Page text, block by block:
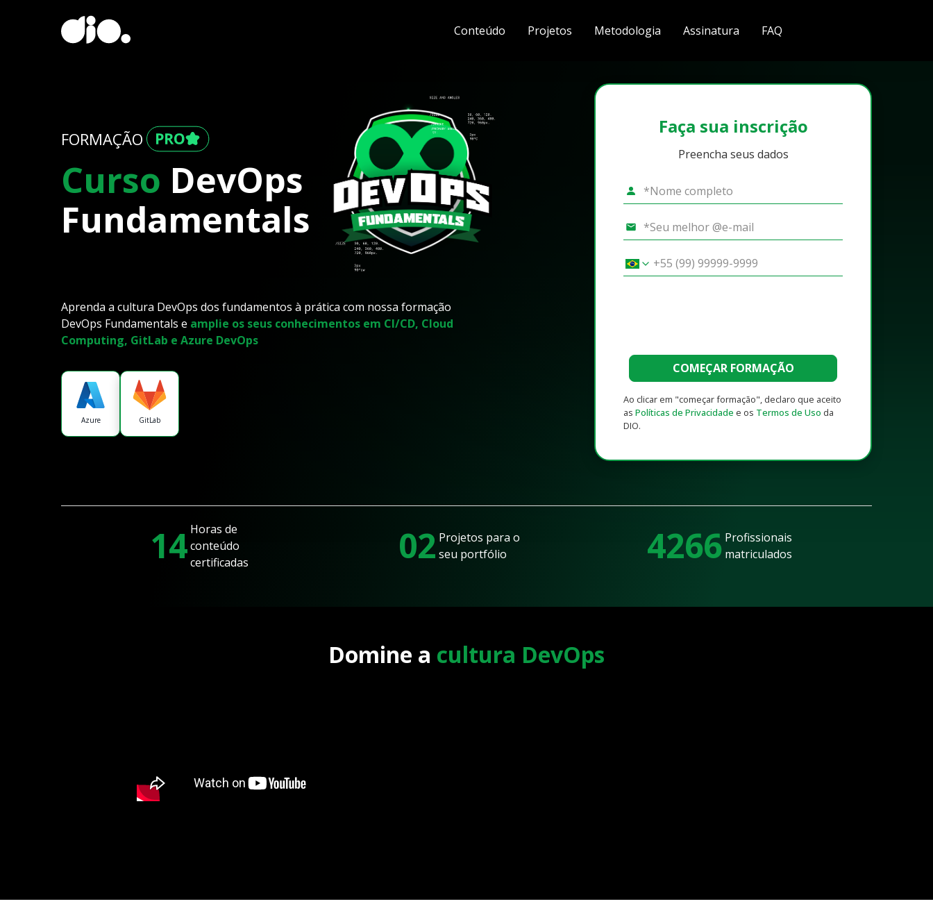
Conteúdo Projetos Metodologia Assinatura FAQ
FORMAÇÃO
Curso DevOps
Fundamentals
Aprenda a cultura DevOps dos fundamentos à prática com nossa formação
DevOps Fundamentals e amplie os seus conhecimentos em CI/CD, Cloud
Computing, GitLab e Azure DevOps
Azure GitLab
Faça sua inscrição
Preencha seus dados
COMEÇAR FORMAÇÃO
Ao clicar em "começar formação", declaro que aceito
as Políticas de Privacidade e os Termos de Uso da
DIO.
14 Horas de
conteúdo
certificadas
02 Projetos para o
seu portfólio
4266 Profissionais
matriculados
Domine a cultura DevOps